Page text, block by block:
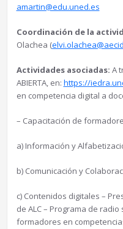
amartin@edu.uned.es
Coordinación de la
Olachea (
Actividades asociadas: A
ABIERTA, en: https://
en competencia digital a
– Capacitación de
a) Información y
b) Comunicación y
c) Contenidos digitales –
de ALC – Programa de
formadores en